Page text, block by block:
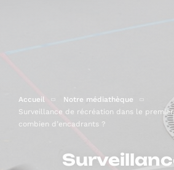
Accueil
Notre médiathèque
Surveillance de récréation dans le
combien d’encadrants ?